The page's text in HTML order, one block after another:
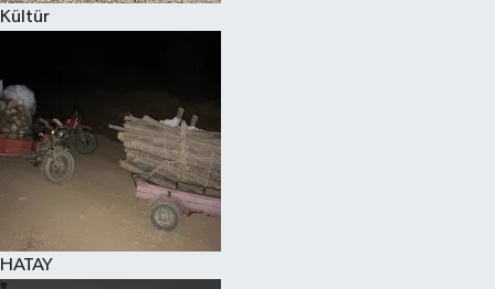
Kültür
HATAY